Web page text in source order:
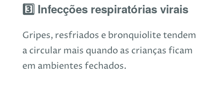
3️⃣ Infecções respiratórias virais
Gripes, resfriados e bronquiolite tendem
a circular mais quando as crianças ficam
em ambientes fechados.